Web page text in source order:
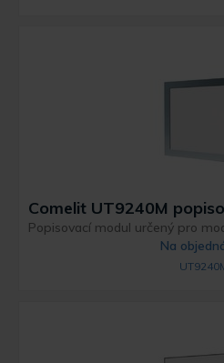
Comelit UT9240M
Popisovací modul určený pro
Na